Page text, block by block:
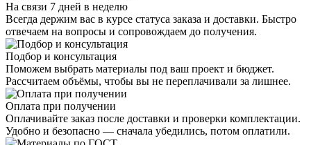
На связи 7 дней в неделю
Всегда держим вас в курсе статуса заказа и доставки. Быстро
отвечаем на вопросы и сопровождаем до получения.
Подбор и консультация
Поможем выбрать материалы под ваш проект и бюджет.
Рассчитаем объёмы, чтобы вы не переплачивали за лишнее.
Оплата при получении
Оплачивайте заказ после доставки и проверки комплектации.
Удобно и безопасно — сначала убедились, потом оплатили.